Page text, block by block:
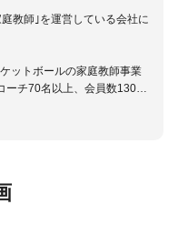
教師｣を運営している会社に
ットボールの家庭教師事業
チ70名以上、会員数1300
会なども担当しており、「は
監修しています。